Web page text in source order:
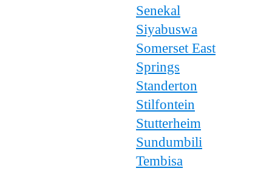
Senekal
Siyabuswa
Somerset East
Springs
Standerton
Stilfontein
Stutterheim
Sundumbili
Tembisa